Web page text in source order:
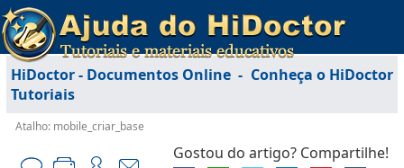
Conheça o HiDoctor
HiDoctor - Documentos Online -
Tutoriais
Atalho: mobile_criar_base
Gostou do artigo? Compartilhe!